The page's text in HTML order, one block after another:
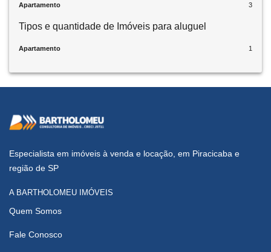
Apartamento 3
Tipos e quantidade de Imóveis para aluguel
Apartamento 1
Especialista em imóveis à venda e locação, em Piracicaba e
região de SP
A BARTHOLOMEU IMÓVEIS
Quem Somos
Fale Conosco